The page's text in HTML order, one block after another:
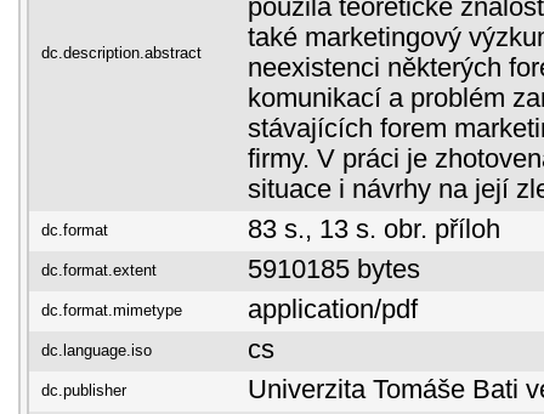
dc.description.abstract
použila teoretické
také marketingový
neexistenci některých
komunikací a problém
stávajících forem
firmy. V práci je
situace i návrhy na její
dc.format 83 s., 13 s. obr. příloh
dc.format.extent 5910185 bytes
dc.format.mimetype application/pdf
dc.language.iso cs
dc.publisher Univerzita Tomáše Bati